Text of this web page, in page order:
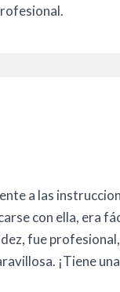
a las
con ella, era
fue
¡Tiene